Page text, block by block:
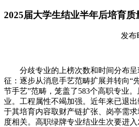
2025届大学生结业半年后培育质
发布
分歧专业的上榜次数和时间分布呈
征：逐步从消息手艺范畴扩展并转向“
节手艺”范畴，笼盖了583个高职专业
业。工程属性不竭加强。近年来已退
于其培育内容取财产链扩张、岗亭需
度相关。高职绿牌专业结业生次要进入